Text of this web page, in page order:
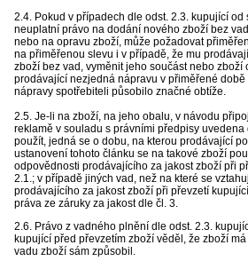
2.4. Pokud v případech dle odst. 2.3. kupující
neuplatní právo na dodání nového zboží bez
nebo na opravu zboží, může požadovat
na přiměřenou slevu i v případě, že mu
zboží bez vad, vyměnit jeho součást nebo zboží
prodávající nezjedná nápravu v přiměřené
nápravy spotřebiteli působilo značné obtíže.
2.5. Je-li na zboží, na jeho obalu, v návodu
reklamě v souladu s právními předpisy
použít, jedná se o dobu, na kterou prodávající
ustanovení tohoto článku se na takové zboží
odpovědnosti prodávajícího za jakost zboží při
2.1.; v případě jiných vad, než na které se
prodávajícího za jakost zboží při převzetí
práva ze záruky za jakost dle čl. 3.
2.6. Právo z vadného plnění dle odst. 2.3.
kupující před převzetím zboží věděl, že zboží
vadu zboží sám způsobil.